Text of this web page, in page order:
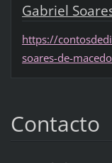
Gabriel
https://
soares-de-
Contacto